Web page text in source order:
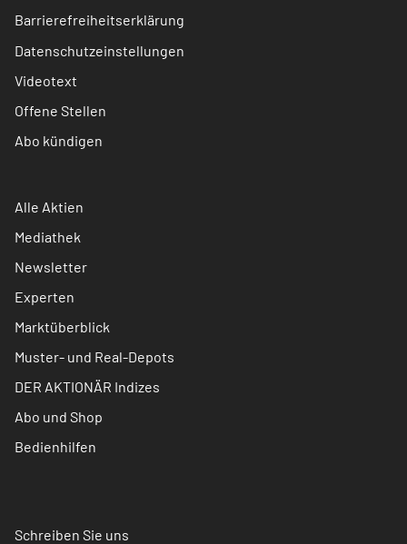
Barrierefreiheitserklärung
Datenschutzeinstellungen
Videotext
Offene Stellen
Abo kündigen
Alle Aktien
Mediathek
Newsletter
Experten
Marktüberblick
Muster- und Real-Depots
DER AKTIONÄR Indizes
Abo und Shop
Bedienhilfen
Schreiben Sie uns